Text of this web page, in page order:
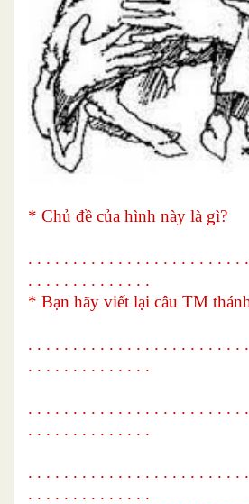
* Chủ đề của hình này là gì?
. . . . . . . . . . . . . . . . . . . . . . . .
. . . . . . . . . . . . . .
* Bạn hãy viết lại câu TM
. . . . . . . . . . . . . . . . . . . . . . . .
. . . . . . . . . . . . . .
. . . . . . . . . . . . . . . . . . . . . . . .
. . . . . . . . . . . . . .
. . . . . . . . . . . . . . . . . . . . . . . .
. . . . . . . . . . . . . .